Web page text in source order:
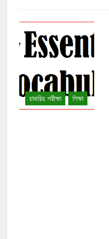
চাকরির পরীক্ষা শিক্ষা